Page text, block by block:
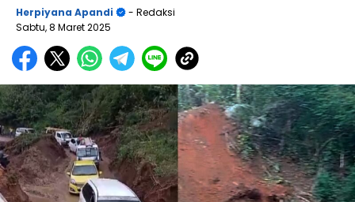
Herpiyana Apandi
- Redaksi
Sabtu, 8 Maret 2025